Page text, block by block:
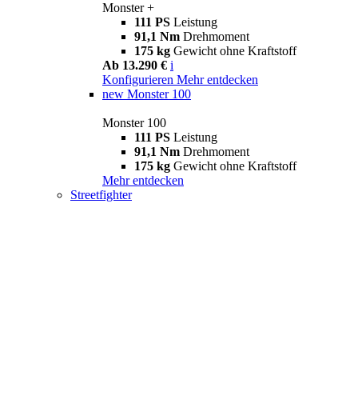
Monster +
111 PS Leistung
91,1 Nm Drehmoment
175 kg Gewicht ohne Kraftstoff
Ab 13.290 € i
Konfigurieren Mehr entdecken
new Monster 100
Monster 100
111 PS Leistung
91,1 Nm Drehmoment
175 kg Gewicht ohne Kraftstoff
Mehr entdecken
Streetfighter